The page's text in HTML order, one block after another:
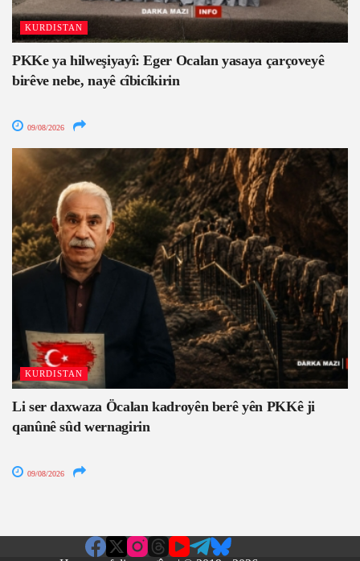
KURDISTAN
PKKe ya hilweşiyayî: Eger Ocalan yasaya çarçoveyê
birêve nebe, nayê cîbicîkirin
09/08/2026
KURDISTAN
Li ser daxwaza Öcalan kadroyên berê yên PKKê ji
qanûnê sûd wernagirin
09/08/2026